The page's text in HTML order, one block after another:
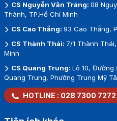
CS Nguyễn Văn Tráng: 08
Thành, TP.Hồ Chí Minh
CS Cao Thắng: 93 Cao Thắng,
CS Thành Thái: 7/1 Thành
Minh
CS Quang Trung: Lô 10, Đường
Quang Trung, Phường Trung Mỹ
HOTLINE : 028 7300 7272